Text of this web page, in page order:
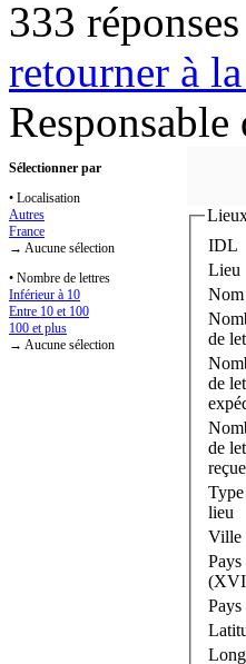
333 réponses
retourner à
Sélectionner par
• Localisation
Autres
France
→ Aucune sélection
• Nombre de lettres
Inférieur à 10
Entre 10 et 100
100 et plus
→ Aucune sélection
IDL
Lieu
Nom
de
de
de
lieu
Ville
Pays
Pays